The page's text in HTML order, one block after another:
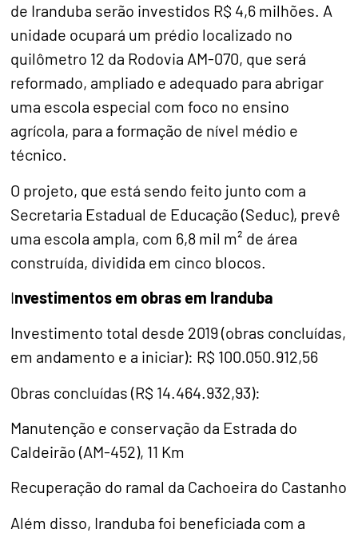
de Iranduba serão investidos R$ 4,6 milhões. A
unidade ocupará um prédio localizado no
quilômetro 12 da Rodovia AM-070, que será
reformado, ampliado e adequado para abrigar
uma escola especial com foco no ensino
agrícola, para a formação de nível médio e
técnico.
O projeto, que está sendo feito junto com a
Secretaria Estadual de Educação (Seduc), prevê
uma escola ampla, com 6,8 mil m² de área
construída, dividida em cinco blocos.
Investimentos em obras em Iranduba
Investimento total desde 2019 (obras concluídas,
em andamento e a iniciar): R$ 100.050.912,56
Obras concluídas (R$ 14.464.932,93):
Manutenção e conservação da Estrada do
Caldeirão (AM-452), 11 Km
Recuperação do ramal da Cachoeira do Castanho
Além disso, Iranduba foi beneficiada com a